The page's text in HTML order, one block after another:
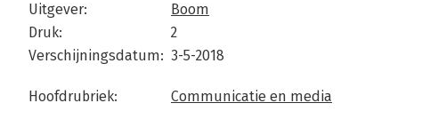
Uitgever:
Boom
Druk:
2
Verschijningsdatum: 3-5-2018
Hoofdrubriek: Communicatie en media